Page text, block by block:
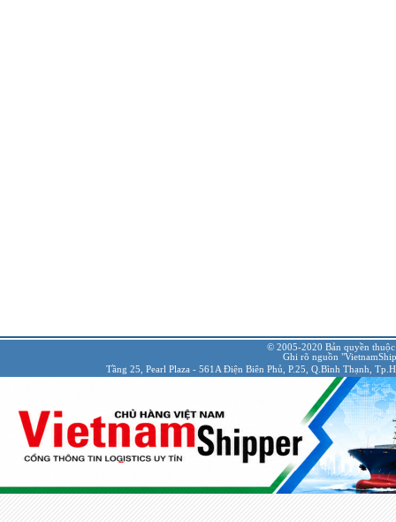
© 2005-2020 Bản quyền
Ghi rõ nguồn
Tầng 25, Pearl Plaza - 561A Điện Biên Phủ, P.25, Q.Bình Thạnh,